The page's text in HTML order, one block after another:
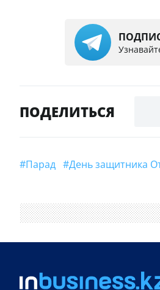
ПОДЕЛИТЬСЯ
#парад #День защитника